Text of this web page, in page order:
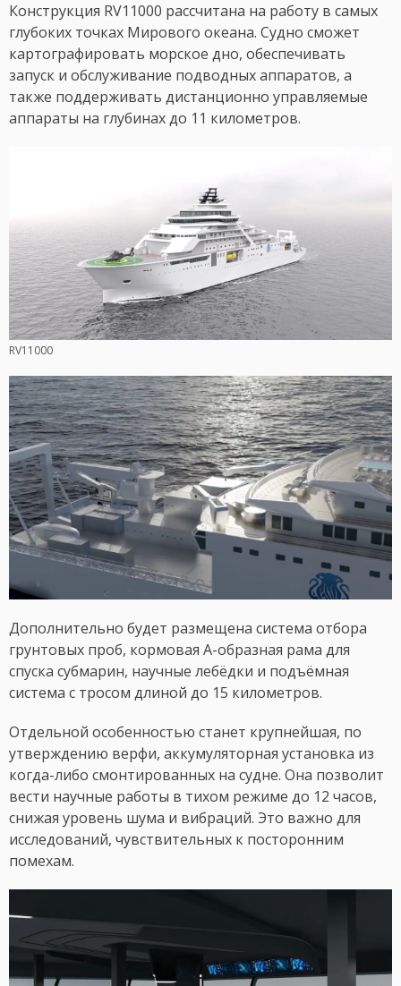
Конструкция RV11000 рассчитана на работу в самых
глубоких точках Мирового океана. Судно сможет
картографировать морское дно, обеспечивать
запуск и обслуживание подводных аппаратов, а
также поддерживать дистанционно управляемые
аппараты на глубинах до 11 километров.
RV11000
Дополнительно будет размещена система отбора
грунтовых проб, кормовая А-образная рама для
спуска субмарин, научные лебёдки и подъёмная
система с тросом длиной до 15 километров.
Отдельной особенностью станет крупнейшая, по
утверждению верфи, аккумуляторная установка из
когда-либо смонтированных на судне. Она позволит
вести научные работы в тихом режиме до 12 часов,
снижая уровень шума и вибраций. Это важно для
исследований, чувствительных к посторонним
помехам.